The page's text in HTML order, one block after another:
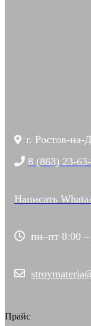
г. Ростов-на-
8 (863) 23-
Написать
пн–пт 8:00
Прайс